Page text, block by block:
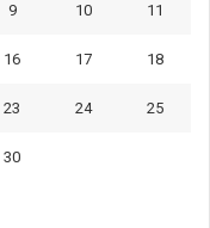
9 10 11
16 17 18
23 24 25
30